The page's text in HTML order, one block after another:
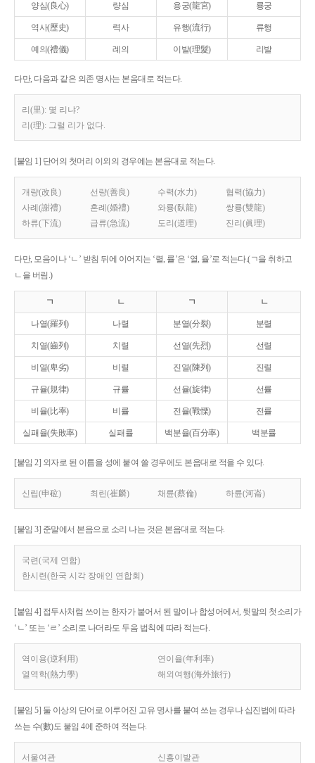
양심(良心) 량심 용궁(龍宮) 룡궁
역사(歷史) 력사 유행(流行) 류행
예의(禮儀) 례의 이발(理髮) 리발
다만, 다음과 같은 의존 명사는 본음대로 적는다.
리(里): 몇 리냐?
리(理): 그럴 리가 없다.
[붙임 1] 단어의 첫머리 이외의 경우에는 본음대로 적는다.
개량(改良) 선량(善良) 수력(水力)
협력(協力)
사례(謝禮)
혼례(婚禮) 와룡(臥龍)
쌍룡(雙龍)
하류(下流)
급류(急流) 도리(道理) 진리(眞理)
다만, 모음이나 ‘ㄴ’ 받침 뒤에 이어지는 ‘렬, 률’은 ‘열, 율’로 적는다.(ㄱ을 취하고
ㄴ을 버림.)
ㄱ ㄴ ㄱ ㄴ
나열(羅列) 나렬 분열(分裂) 분렬
치열(齒列) 치렬 선열(先烈) 선렬
비열(卑劣) 비렬 진열(陳列) 진렬
규율(規律) 규률 선율(旋律) 선률
비율(比率) 비률 전율(戰慄) 전률
실패율(失敗率) 실패률 백분율(百分率) 백분률
[붙임 2] 외자로 된 이름을 성에 붙여 쓸 경우에도 본음대로 적을 수 있다.
신립(申砬) 최린(崔麟) 채륜(蔡倫) 하륜(河崙)
[붙임 3] 준말에서 본음으로 소리 나는 것은 본음대로 적는다.
국련(국제 연합)
한시련(한국 시각 장애인 연합회)
[붙임 4] 접두사처럼 쓰이는 한자가 붙어서 된 말이나 합성어에서, 뒷말의 첫소리가
‘ㄴ’ 또는 ‘ㄹ’ 소리로 나더라도 두음 법칙에 따라 적는다.
역이용(逆利用)
연이율(年利率)
열역학(熱力學)
해외여행(海外旅行)
[붙임 5] 둘 이상의 단어로 이루어진 고유 명사를 붙여 쓰는 경우나 십진법에 따라
쓰는 수(數)도 붙임 4에 준하여 적는다.
서울여관 신흥이발관